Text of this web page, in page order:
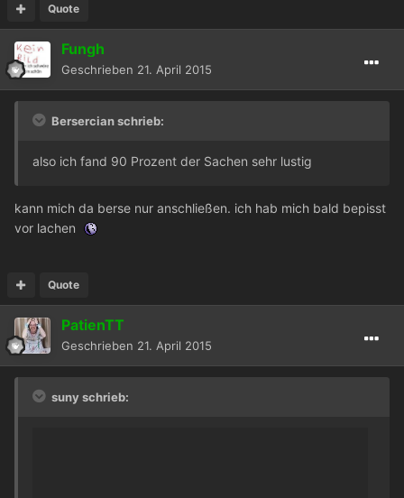
Quote
Fungh
Geschrieben 21. April 2015
Bersercian schrieb:
also ich fand 90 Prozent der Sachen sehr lustig
kann mich da berse nur anschließen. ich hab mich bald bepisst
vor lachen
Quote
PatienTT
Geschrieben 21. April 2015
suny schrieb: